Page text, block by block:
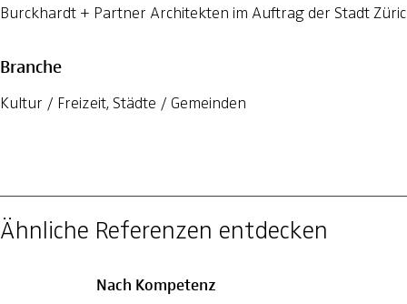
Burckhardt + Partner Architekten im Auftrag der Stadt
Branche
Kultur / Freizeit, Städte / Gemeinden
Ähnliche Referenzen entdecken
Nach Kompetenz